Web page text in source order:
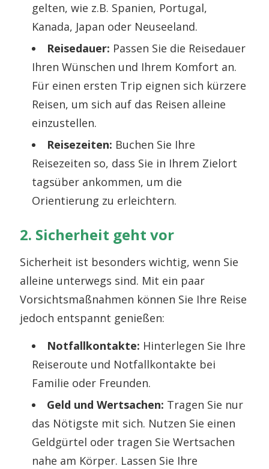
gelten, wie z.B. Spanien, Portugal,
Kanada, Japan oder Neuseeland.
Reisedauer: Passen Sie die Reisedauer
Ihren Wünschen und Ihrem Komfort an.
Für einen ersten Trip eignen sich kürzere
Reisen, um sich auf das Reisen alleine
einzustellen.
Reisezeiten: Buchen Sie Ihre
Reisezeiten so, dass Sie in Ihrem Zielort
tagsüber ankommen, um die
Orientierung zu erleichtern.
2. Sicherheit geht vor
Sicherheit ist besonders wichtig, wenn Sie
alleine unterwegs sind. Mit ein paar
Vorsichtsmaßnahmen können Sie Ihre Reise
jedoch entspannt genießen:
Notfallkontakte: Hinterlegen Sie Ihre
Reiseroute und Notfallkontakte bei
Familie oder Freunden.
Geld und Wertsachen: Tragen Sie nur
das Nötigste mit sich. Nutzen Sie einen
Geldgürtel oder tragen Sie Wertsachen
nahe am Körper. Lassen Sie Ihre